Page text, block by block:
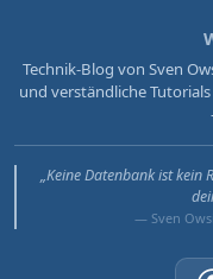
Technik-Blog von Sven
und verständliche
„Keine Datenbank ist kein
— Sven